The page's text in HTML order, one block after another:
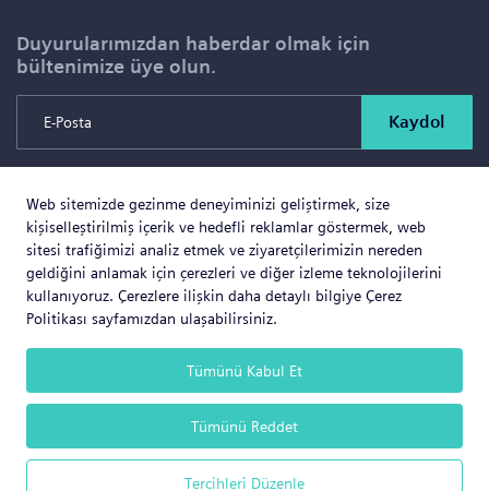
Web sitemizde gezinme deneyiminizi geliştirmek, size
kişiselleştirilmiş içerik ve hedefli reklamlar göstermek, web
sitesi trafiğimizi analiz etmek ve ziyaretçilerimizin nereden
geldiğini anlamak için çerezleri ve diğer izleme teknolojilerini
kullanıyoruz. Çerezlere ilişkin daha detaylı bilgiye Çerez
Politikası sayfamızdan ulaşabilirsiniz.
Tümünü Kabul Et
Tümünü Reddet
Tercihleri Düzenle
Duyurularımızdan haberdar olmak için
bültenimize üye olun.
Kaydol
Copyright © 2026 SOLD PROJE SATIŞ YÖNETİMİ VE
GAYRİMENKUL İNŞAAT TİCARET LTD.ŞTİ. Tüm Hakları
Saklıdır.
Web Business® e-ticaret sistemleri ile hazırlanmıştır.